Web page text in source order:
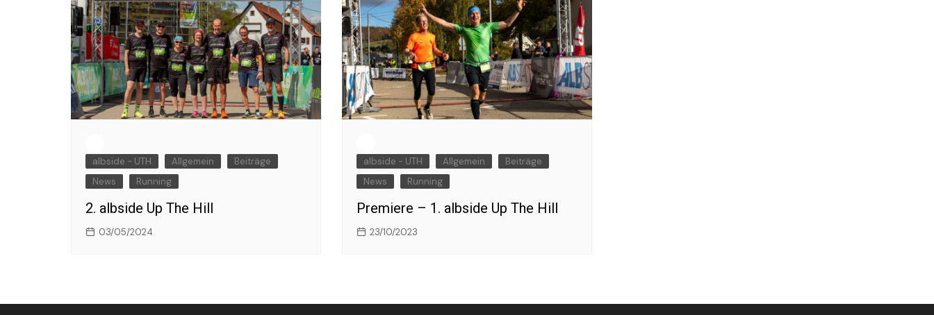
albside - UTH Allgemein
Beiträge
News
Running
2. albside Up The Hill
03/05/2024
albside - UTH Allgemein
Beiträge
News
Running
Premiere – 1. albside Up The Hill
23/10/2023